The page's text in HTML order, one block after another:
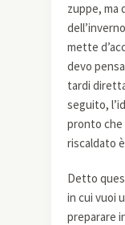
zuppe, ma
mette
devo
tardi
seguito,
pronto che
riscaldato
Detto
in cui vuoi
preparare